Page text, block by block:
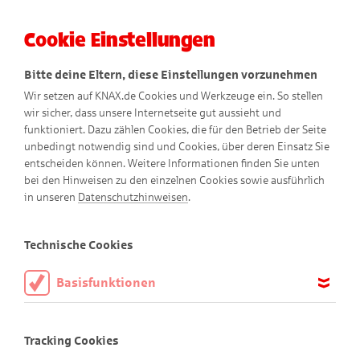
Pierre Kattuns
Natur
Cookie Einstellungen
Bitte deine Eltern, diese Einstellungen vorzunehmen
Wir setzen auf KNAX.de Cookies und Werkzeuge ein. So stellen
wir sicher, dass unsere Internetseite gut aussieht und
funktioniert. Dazu zählen Cookies, die für den Betrieb der Seite
unbedingt notwendig sind und Cookies, über deren Einsatz Sie
entscheiden können. Weitere Informationen finden Sie unten
bei den Hinweisen zu den einzelnen Cookies sowie ausführlich
in unseren Datenschutzhinweisen.
Technische Cookies
Basisfunktionen
aktiviert sein.
Tracking Cookies